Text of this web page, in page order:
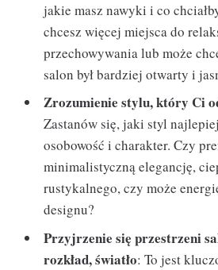
jakie masz nawyki i co
chcesz więcej miejsca do
przechowywania lub może
salon był bardziej otwarty i
Zrozumienie stylu, który Ci
Zastanów się, jaki styl
osobowość i charakter. Czy
minimalistyczną elegancję,
rustykalnego, czy może
designu?
Przyjrzenie się przestrzeni
rozkład, światło: To jest